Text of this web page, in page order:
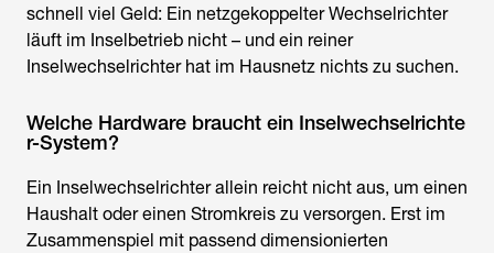
schnell viel Geld: Ein netzgekoppelter Wechselrichter
läuft im Inselbetrieb nicht – und ein reiner
Inselwechselrichterhat im Hausnetz nichts zu suchen.
Welche Hardware braucht ein Inselwechselrichte
r-System?
Ein Inselwechselrichterallein reicht nicht aus, um einen
Haushalt oder einen Stromkreis zu versorgen. Erst im
Zusammenspiel mit passend dimensionierten